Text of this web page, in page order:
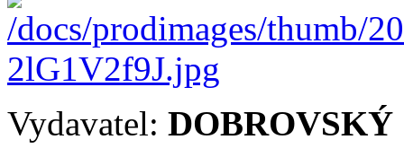
Vydavatel: DOBROVSKÝ